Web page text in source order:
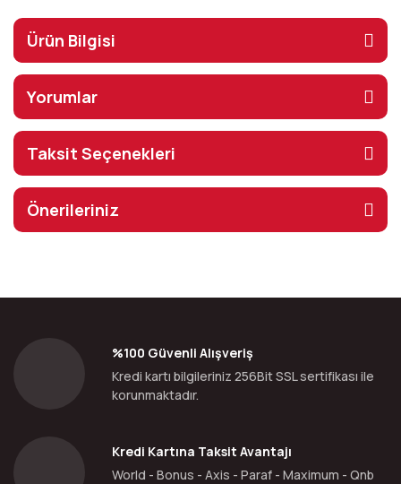
Ürün Bilgisi
Yorumlar
Taksit Seçenekleri
Önerileriniz
%100 Güvenli Alışveriş
Kredi kartı bilgileriniz 256Bit SSL sertifikası ile
korunmaktadır.
Kredi Kartına Taksit Avantajı
World - Bonus - Axis - Paraf - Maximum - Qnb